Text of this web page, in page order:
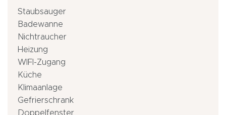
Staubsauger
Badewanne
Nichtraucher
Heizung
WIFI-Zugang
Küche
Klimaanlage
Gefrierschrank
Doppelfenster